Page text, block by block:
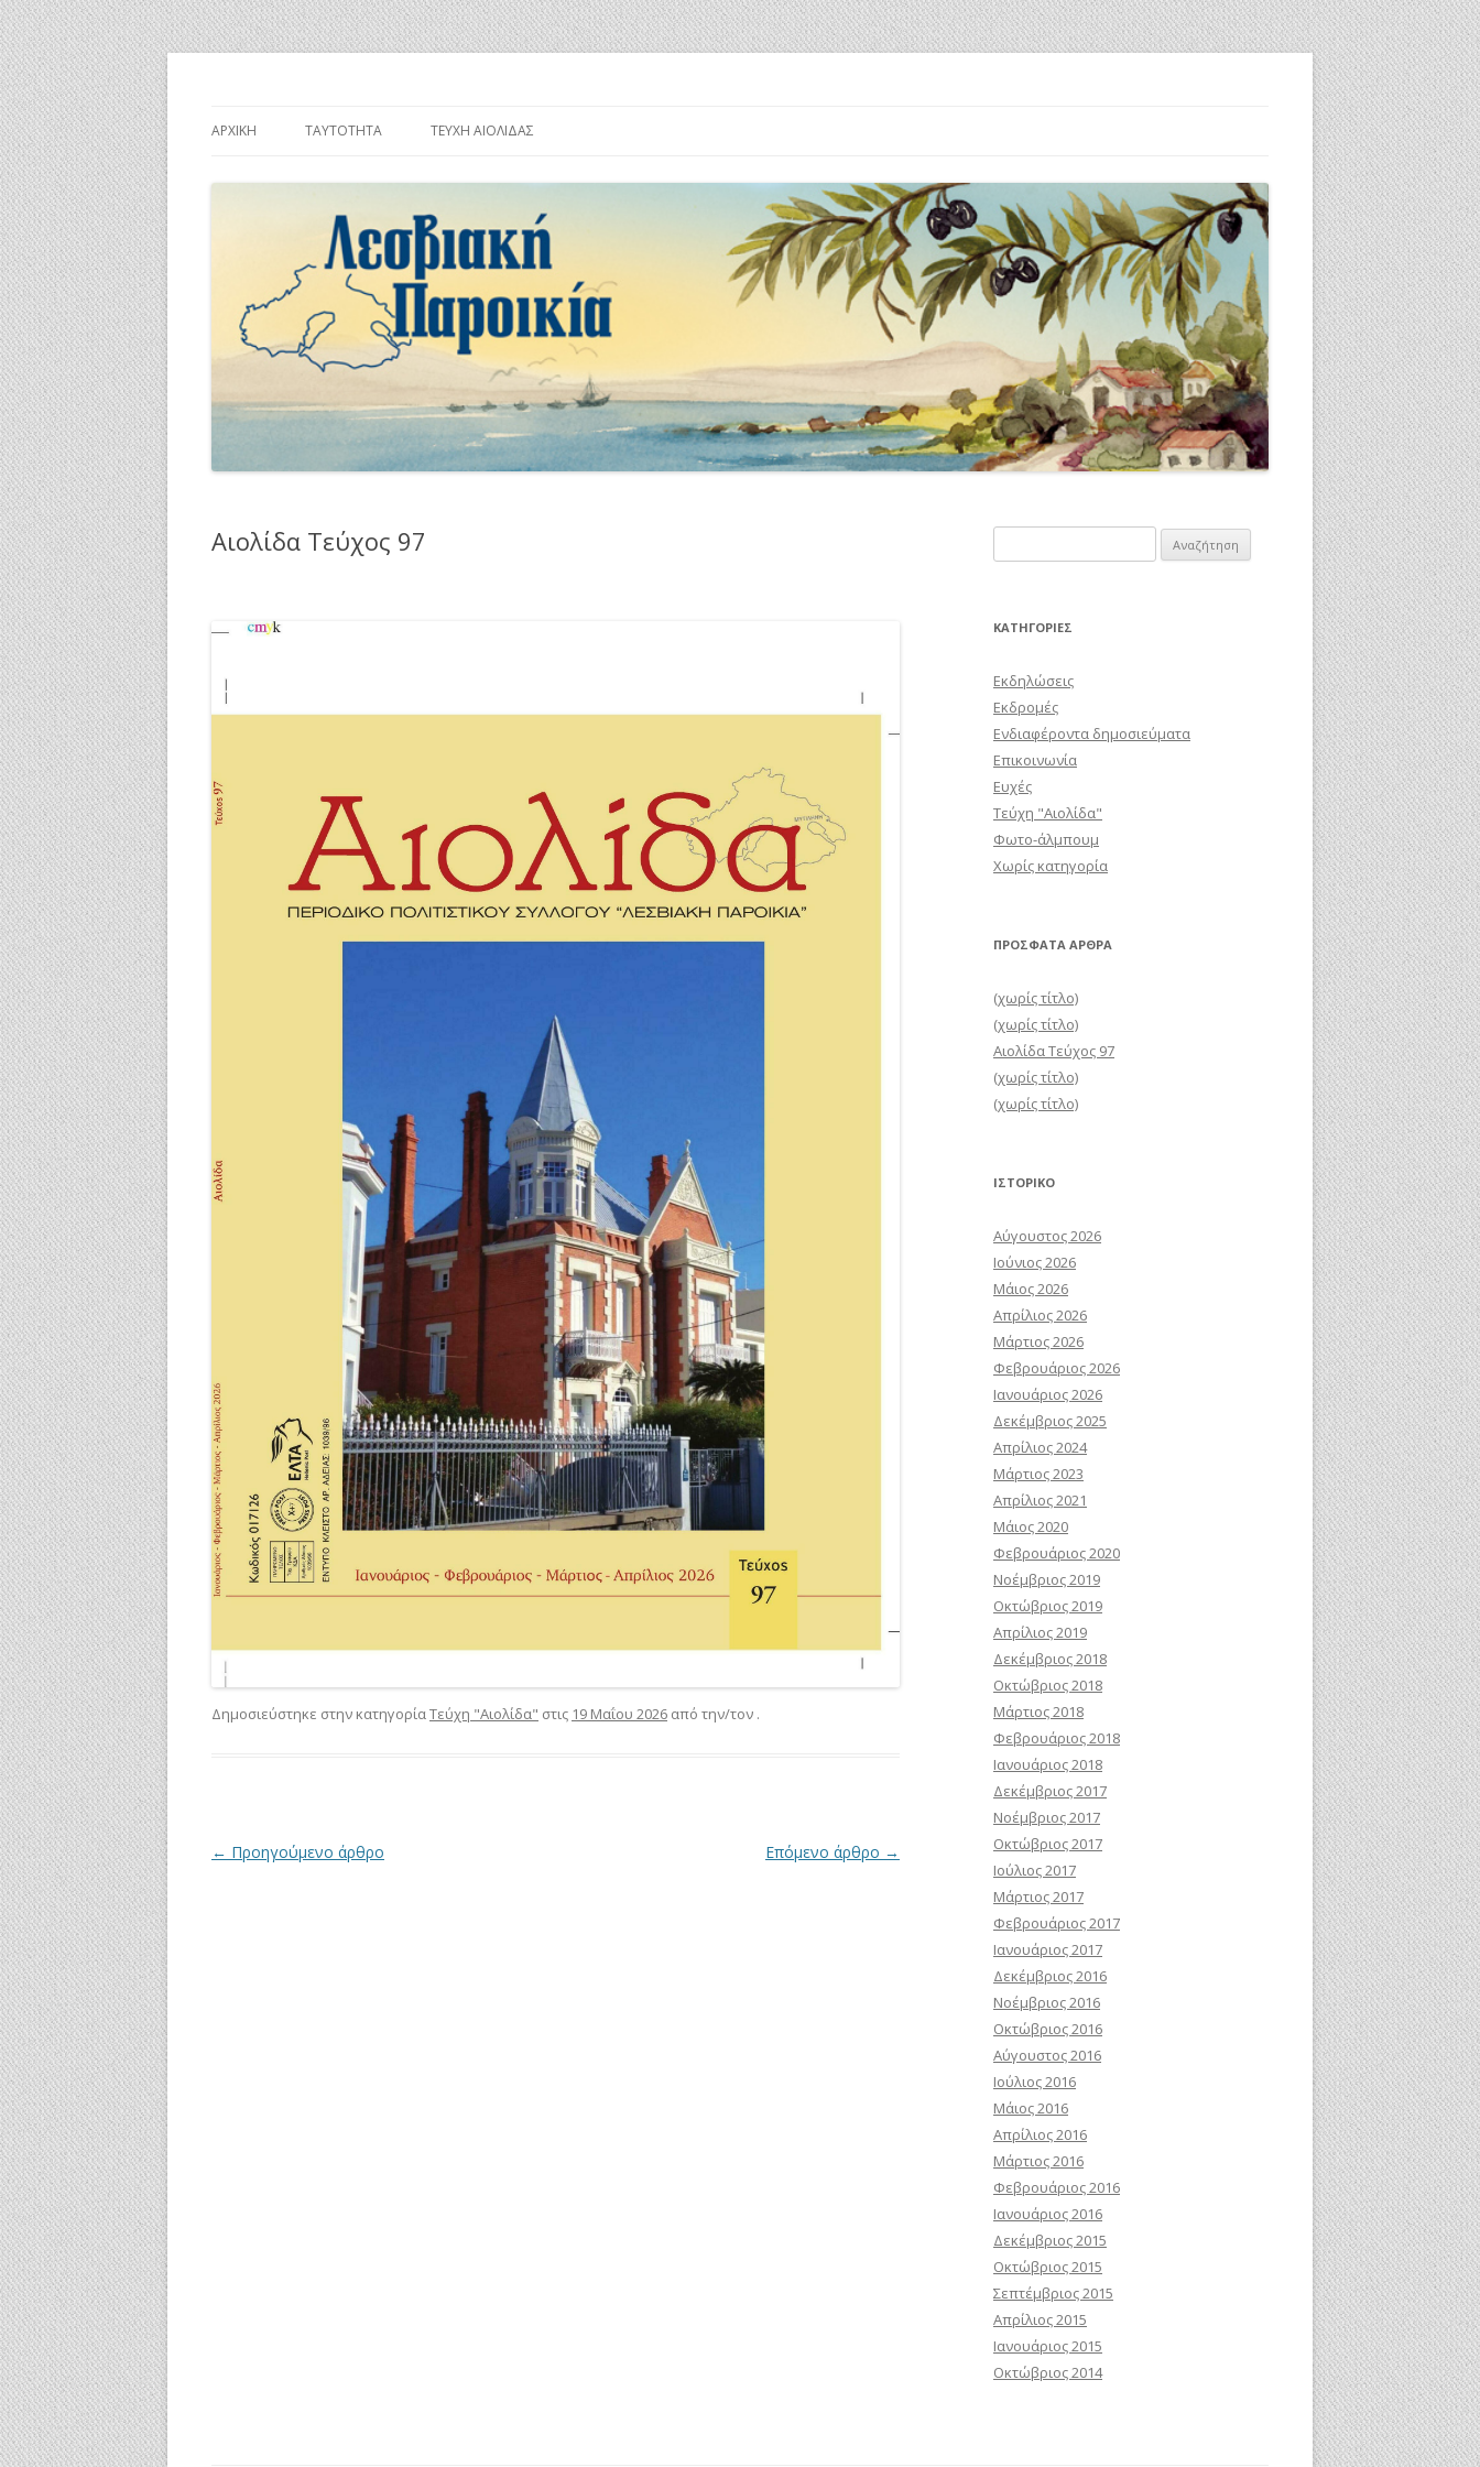
ΑΡΧΙΚΉ ΤΑΥΤΌΤΗΤΑ ΤΕΎΧΗ ΑΙΟΛΊΔΑΣ
Αιολίδα Τεύχος 97
Δημοσιεύστηκε στην κατηγορίαΤεύχη "Αιολίδα" στις 19 Μαΐου 2026 από την/τον .
Πλοήγηση
← Προηγούμενο άρθρο Επόμενο άρθρο →
για:
KΑΤΗΓΟΡΊΕΣ
Εκδηλώσεις
Εκδρομές
Ενδιαφέροντα δημοσιεύματα
Επικοινωνία
Ευχές
Τεύχη "Αιολίδα"
Φωτο-άλμπουμ
Χωρίς κατηγορία
ΠΡΌΣΦΑΤΑ ΆΡΘΡΑ
(χωρίς τίτλο)
(χωρίς τίτλο)
Αιολίδα Τεύχος 97
(χωρίς τίτλο)
(χωρίς τίτλο)
ΙΣΤΟΡΙΚΌ
Αύγουστος 2026
Ιούνιος 2026
Μάιος 2026
Απρίλιος 2026
Μάρτιος 2026
Φεβρουάριος 2026
Ιανουάριος 2026
Δεκέμβριος 2025
Απρίλιος 2024
Μάρτιος 2023
Απρίλιος 2021
Μάιος 2020
Φεβρουάριος 2020
Νοέμβριος 2019
Οκτώβριος 2019
Απρίλιος 2019
Δεκέμβριος 2018
Οκτώβριος 2018
Μάρτιος 2018
Φεβρουάριος 2018
Ιανουάριος 2018
Δεκέμβριος 2017
Νοέμβριος 2017
Οκτώβριος 2017
Ιούλιος 2017
Μάρτιος 2017
Φεβρουάριος 2017
Ιανουάριος 2017
Δεκέμβριος 2016
Νοέμβριος 2016
Οκτώβριος 2016
Αύγουστος 2016
Ιούλιος 2016
Μάιος 2016
Απρίλιος 2016
Μάρτιος 2016
Φεβρουάριος 2016
Ιανουάριος 2016
Δεκέμβριος 2015
Οκτώβριος 2015
Σεπτέμβριος 2015
Απρίλιος 2015
Ιανουάριος 2015
Οκτώβριος 2014